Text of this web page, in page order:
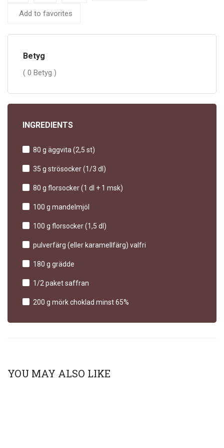
Add to favorites
Betyg
( 0 Betyg )
INGREDIENTS
80 g äggvita (2,5 st)
35 g strösocker (1/3 dl)
80 g florsocker (1 dl + 1 msk)
100 g mandelmjöl
100 g florsocker (1,5 dl)
pulverfärg (eller karamellfärg) valfri
180 g grädde
1/2 paket saffran
200 g mörk choklad minst 65%
YOU MAY ALSO LIKE